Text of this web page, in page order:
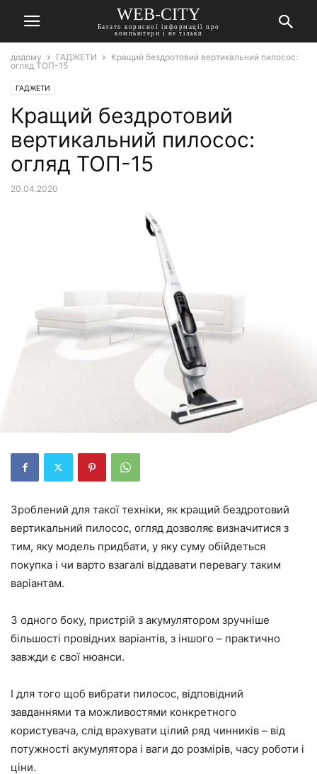
WEB-CITY
Багато корисної інформації про
компьютери і не тільки
додому ГАДЖЕТИ
Кращий бездротовий вертикальний пилосос:
огляд ТОП-15
ГАДЖЕТИ
Кращий бездротовий
вертикальний пилосос:
огляд ТОП-15
20.04.2020
Зроблений для такої техніки, як кращий бездротовий
вертикальний пилосос, огляд дозволяє визначитися з
тим, яку модель придбати, у яку суму обійдеться
покупка і чи варто взагалі віддавати перевагу таким
варіантам.
З одного боку, пристрій з акумулятором зручніше
більшості провідних варіантів, з іншого – практично
завжди є свої нюанси.
І для того щоб вибрати пилосос, відповідний
завданнями та можливостями конкретного
користувача, слід врахувати цілий ряд чинників – від
потужності акумулятора і ваги до розмірів, часу роботи і
ціни.